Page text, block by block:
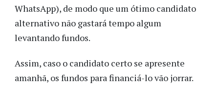
WhatsApp), de modo que um ótimo candidato
alternativo não gastará tempo algum
levantando fundos.
Assim, caso o candidato certo se apresente
amanhã, os fundos para financiá-lo vão jorrar.